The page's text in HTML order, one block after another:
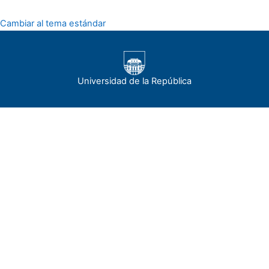
Cambiar al tema estándar
Universidad de la República